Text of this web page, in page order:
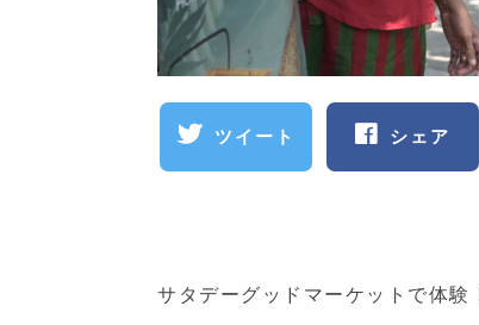
ツイート シェア
サタデーグッドマーケットで体験